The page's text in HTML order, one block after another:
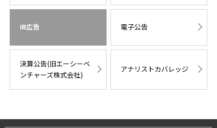
IR広告 電子公告
決算公告(旧エーシーベ
ンチャーズ株式会社)
アナリストカバレッジ